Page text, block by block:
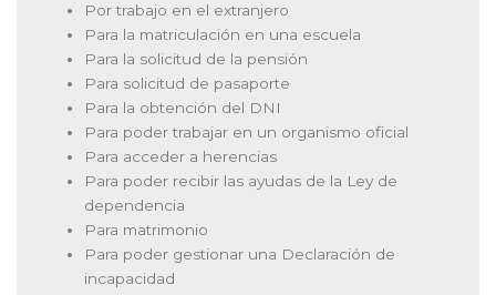
Por trabajo en el extranjero
Para la matriculación en una escuela
Para la solicitud de la pensión
Para solicitud de pasaporte
Para la obtención del DNI
Para poder trabajar en un organismo oficial
Para acceder a herencias
Para poder recibir las ayudas de la Ley de
dependencia
Para matrimonio
Para poder gestionar una Declaración de
incapacidad